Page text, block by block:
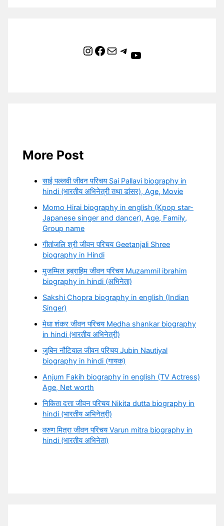
Instagram Facebook Mail Telegram YouTube
More Post
साई पल्लवी जीवन परिचय Sai Pallavi biography in
hindi (भारतीय अभिनेत्री तथा डांसर), Age, Movie
Momo Hirai biography in english (Kpop star-
Japanese singer and dancer), Age, Family,
Group name
गीतांजलि श्री जीवन परिचय Geetanjali Shree
biography in Hindi
मुजम्मिल इब्राहिम जीवन परिचय Muzammil ibrahim
biography in hindi (अभिनेता)
Sakshi Chopra biography in english (Indian
Singer)
मेधा शंकर जीवन परिचय Medha shankar biography
in hindi (भारतीय अभिनेत्री)
जुबिन नौटियाल जीवन परिचय Jubin Nautiyal
biography in hindi (गायक)
Anjum Fakih biography in english (TV Actress)
Age, Net worth
निकिता दत्ता जीवन परिचय Nikita dutta biography in
hindi (भारतीय अभिनेत्री)
वरुण मित्रा जीवन परिचय Varun mitra biography in
hindi (भारतीय अभिनेता)